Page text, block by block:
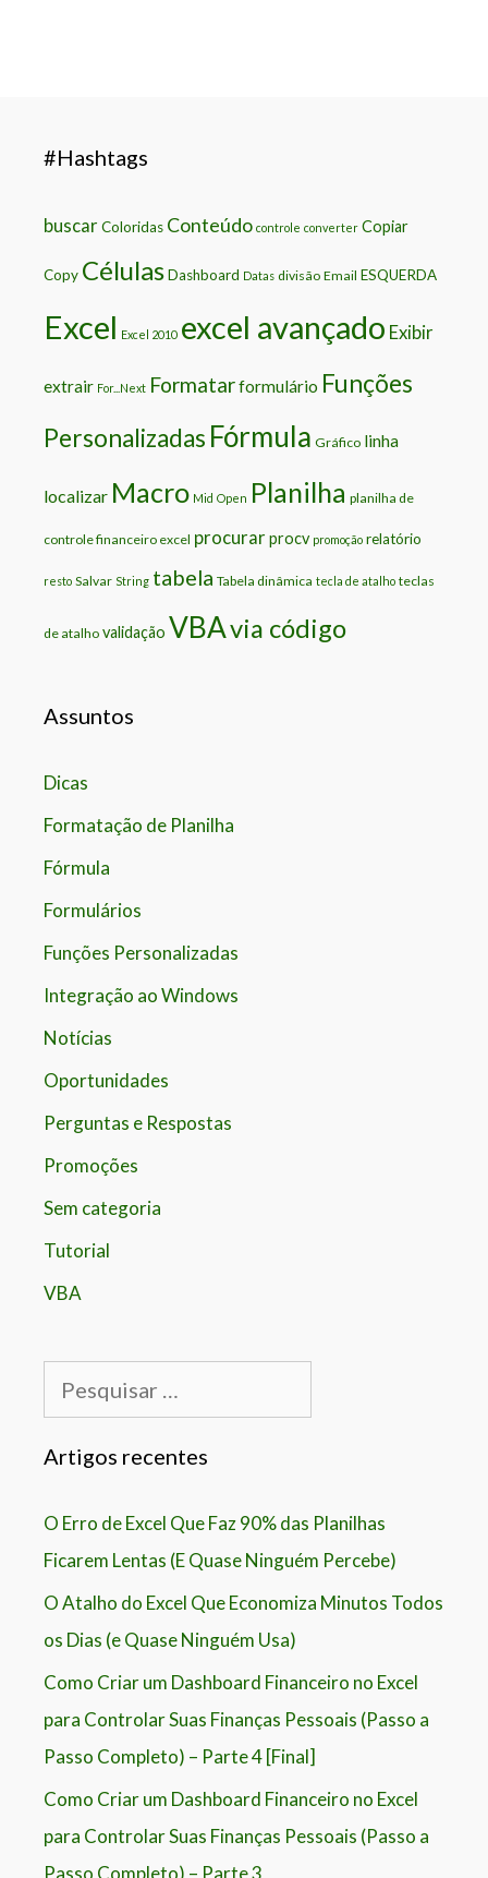
#Hashtags
buscar Coloridas Conteúdo controle converter Copiar
Copy CélulasDashboard Datas divisão Email ESQUERDA
Excel Excel 2010 excel avançado Exibir
extrair For...Next Formatarformulário Funções
Personalizadas Fórmula Gráfico linha
localizar Macro Mid Open Planilha planilha de
controle financeiro excel procurar procv promoção relatório
resto Salvar String tabela Tabela dinâmica tecla de atalho teclas
de atalho validação VBAvia código
Assuntos
Dicas
Formatação de Planilha
Fórmula
Formulários
Funções Personalizadas
Integração ao Windows
Notícias
Oportunidades
Perguntas e Respostas
Promoções
Sem categoria
Tutorial
VBA
Pesquisar
por:
Artigos recentes
O Erro de Excel Que Faz 90% das Planilhas
Ficarem Lentas (E Quase Ninguém Percebe)
O Atalho do Excel Que Economiza Minutos Todos
os Dias (e Quase Ninguém Usa)
Como Criar um Dashboard Financeiro no Excel
para Controlar Suas Finanças Pessoais (Passo a
Passo Completo) – Parte 4 [Final]
Como Criar um Dashboard Financeiro no Excel
para Controlar Suas Finanças Pessoais (Passo a
Passo Completo) – Parte 3